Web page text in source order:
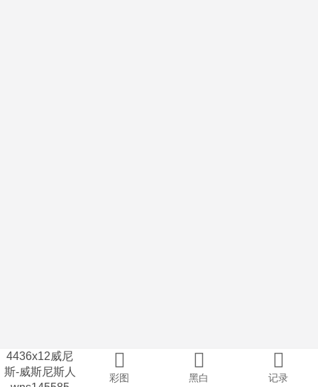
4436x12威尼
斯-威斯尼斯人
彩图 黑白 记录